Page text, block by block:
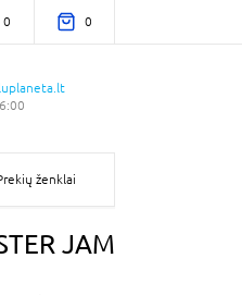
0 0
ženklai
JAM